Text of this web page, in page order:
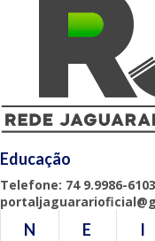
Educação
Telefone: 74 9.9986-
N
E
I